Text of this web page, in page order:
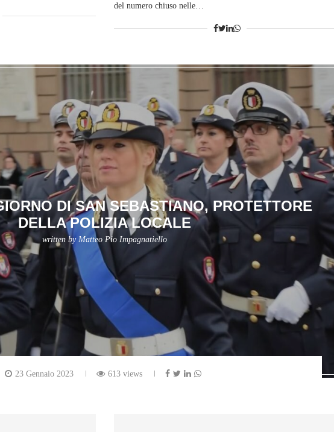
del numero chiuso nelle…
DI SAN SEBASTIANO, PROTETTORE
DELLA POLIZIA LOCALE
written by Matteo Pio Impagnatiello
23 Gennaio 2023 613 views